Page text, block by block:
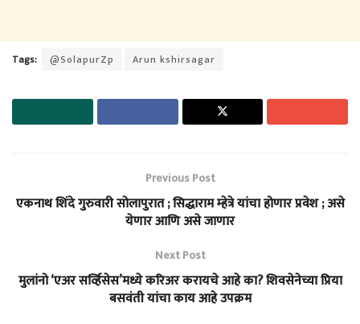
Tags: @SolapurZp Arun kshirsagar
Previous Post
एकनाथ शिंदे गुरुवारी सोलापुरात ; सिद्धाराम म्हेत्रे यांचा होणार प्रवेश ; असे
येणार आणि असे जाणार
Next Post
मुलांनो ‘एअर सर्व्हिसेस’मध्ये करिअर करायचे आहे का? शिवसेनेच्या प्रिया
बसवंती यांचा काय आहे उपक्रम